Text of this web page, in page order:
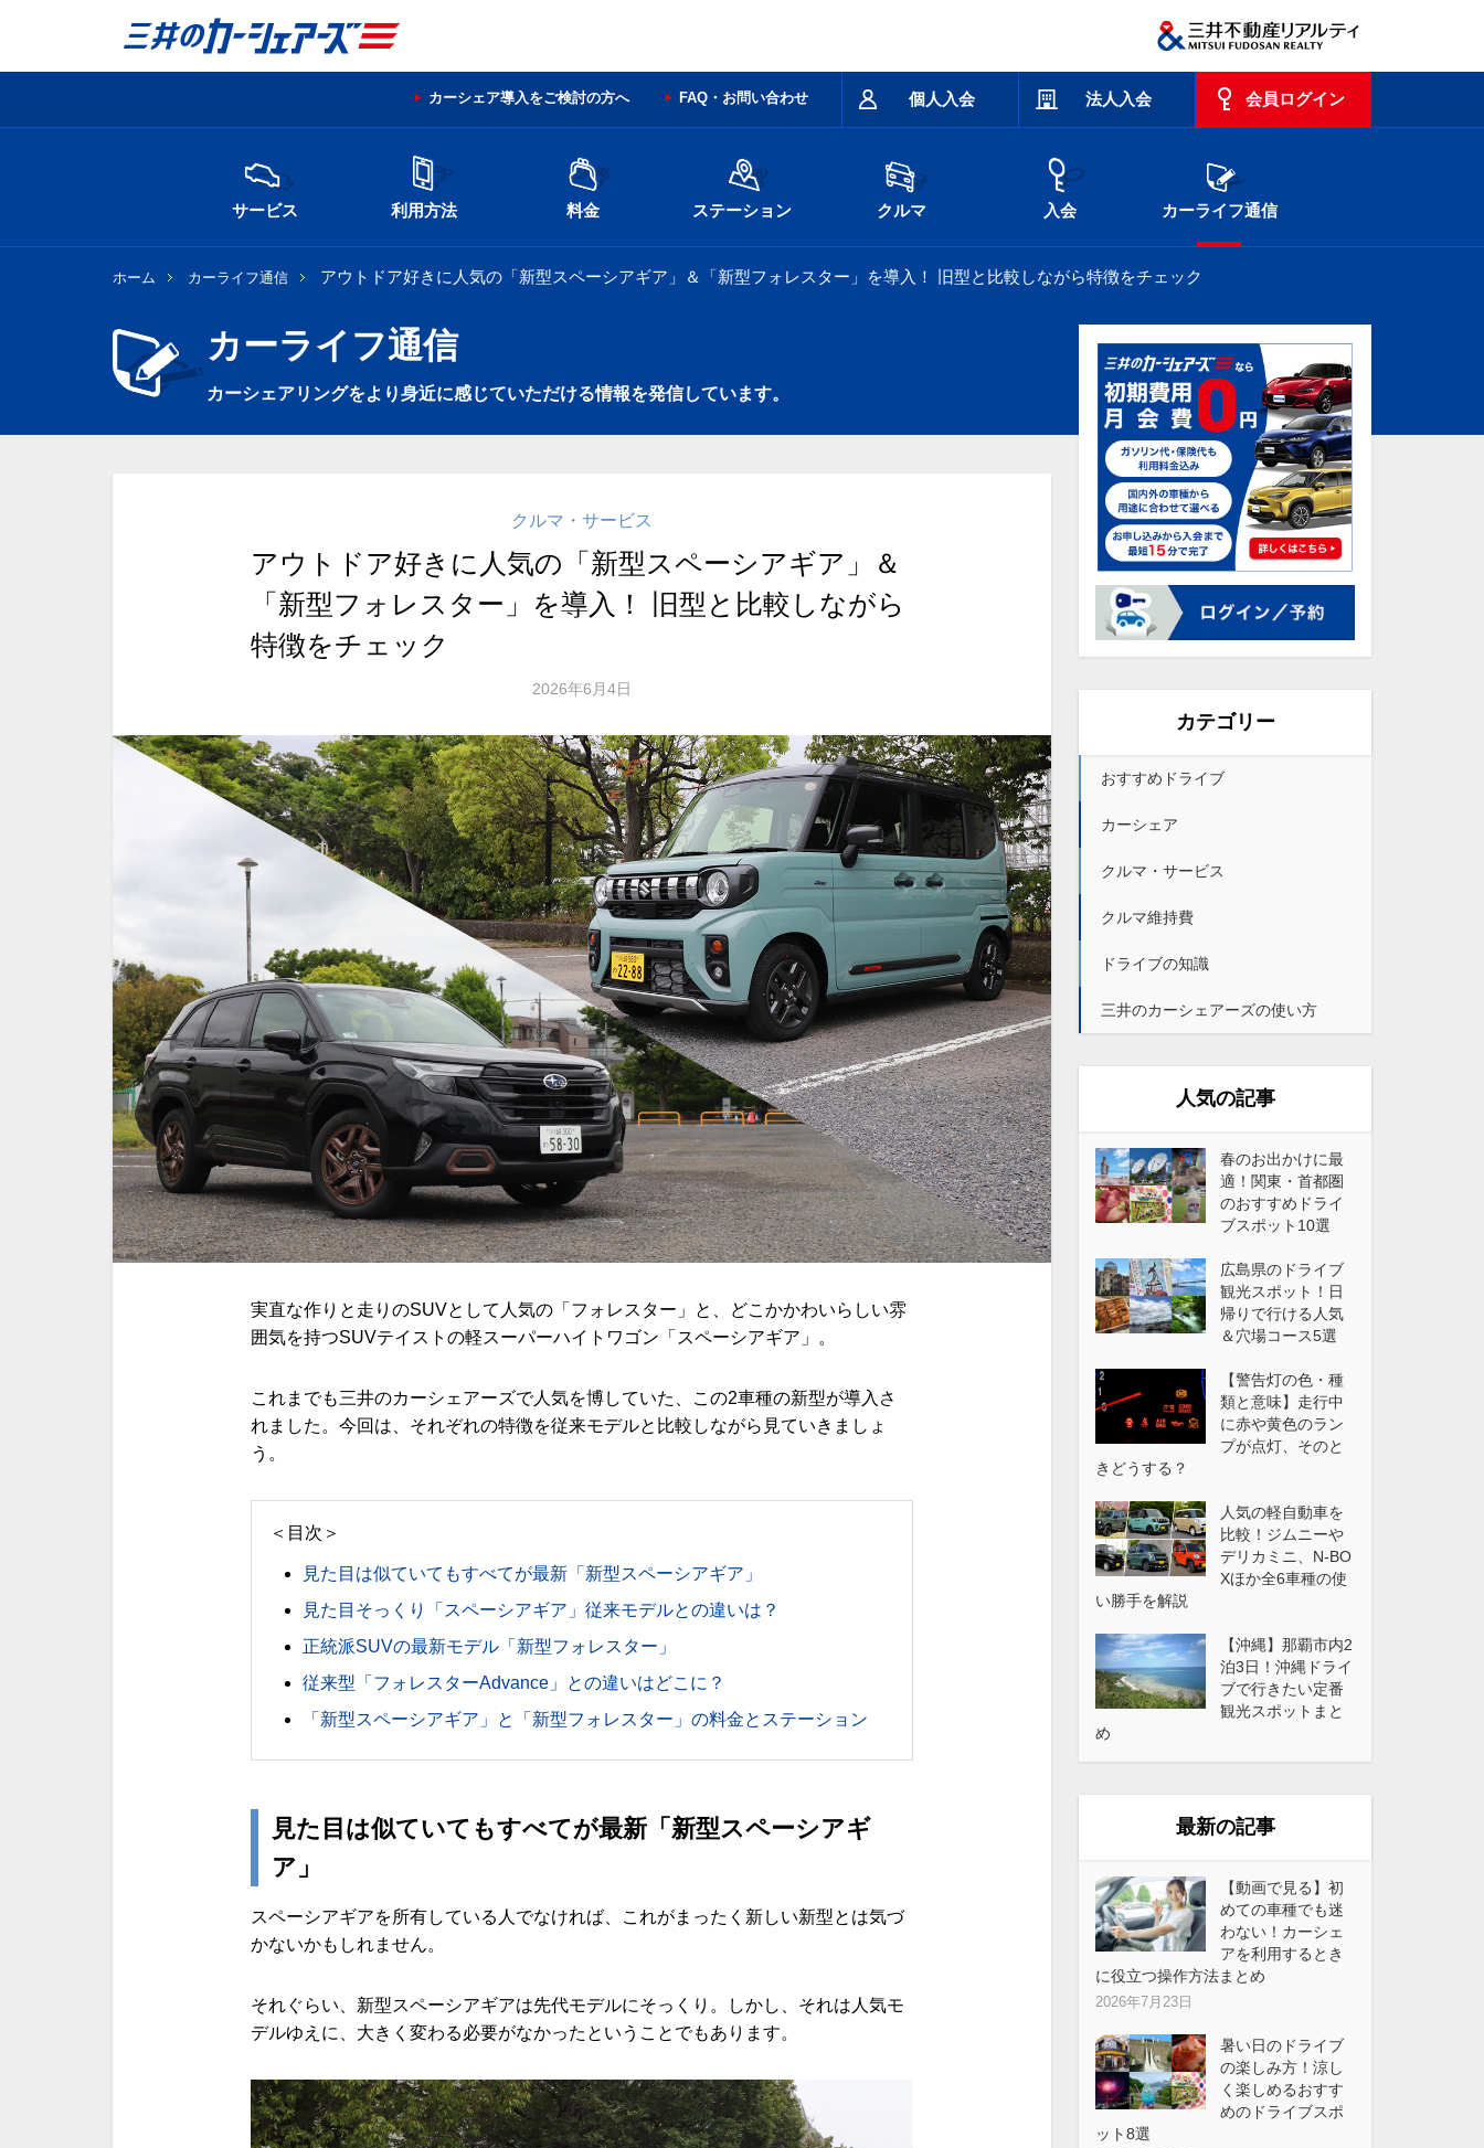
個人入会 法人入会 会員ログイン
カーシェア導入をご検討の方へ FAQ・お問い合わせ
サービス 利用方法 料金 ステーション クルマ 入会 カーライフ通信
ホーム カーライフ通信 アウトドア好きに人気の「新型スペーシアギア」＆「新型フォレスター」を導入！ 旧型と比較しながら特徴をチェック
カーライフ通信
カーシェアリングをより身近に感じていただける情報を発信しています。
クルマ・サービス
アウトドア好きに人気の「新型スペーシアギア」＆
「新型フォレスター」を導入！ 旧型と比較しながら
特徴をチェック
2026年6月4日
実直な作りと走りのSUVとして人気の「フォレスター」と、どこかかわいらしい雰
囲気を持つSUVテイストの軽スーパーハイトワゴン「スペーシアギア」。
これまでも三井のカーシェアーズで人気を博していた、この2車種の新型が導入さ
れました。今回は、それぞれの特徴を従来モデルと比較しながら見ていきましょ
う。
＜目次＞
見た目は似ていてもすべてが最新「新型スペーシアギア」
見た目そっくり「スペーシアギア」従来モデルとの違いは？
正統派SUVの最新モデル「新型フォレスター」
従来型「フォレスターAdvance」との違いはどこに？
「新型スペーシアギア」と「新型フォレスター」の料金とステーション
見た目は似ていてもすべてが最新「新型スペーシアギ
ア」
スペーシアギアを所有している人でなければ、これがまったく新しい新型とは気づ
かないかもしれません。
それぐらい、新型スペーシアギアは先代モデルにそっくり。しかし、それは人気モ
デルゆえに、大きく変わる必要がなかったということでもあります。
カテゴリー
おすすめドライブ
カーシェア
クルマ・サービス
クルマ維持費
ドライブの知識
三井のカーシェアーズの使い方
人気の記事
春のお出かけに最
適！関東・首都圏
のおすすめドライ
ブスポット10選
広島県のドライブ
観光スポット！日
帰りで行ける人気
＆穴場コース5選
【警告灯の色・種
類と意味】走行中
に赤や黄色のラン
プが点灯、そのと
きどうする？
人気の軽自動車を
比較！ジムニーや
デリカミニ、N-BO
Xほか全6車種の使
い勝手を解説
【沖縄】那覇市内2
泊3日！沖縄ドライ
ブで行きたい定番
観光スポットまと
め
最新の記事
【動画で見る】初
めての車種でも迷
わない！カーシェ
アを利用するとき
に役立つ操作方法まとめ
2026年7月23日
暑い日のドライブ
の楽しみ方！涼し
く楽しめるおすす
めのドライブスポ
ット8選